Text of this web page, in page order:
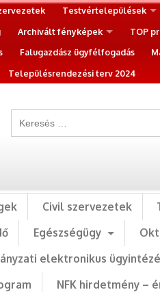
Testvértelepülések
Archivált fényképek TOP
Falugazdász ügyfélfogadás
Településrendezési terv 2024
Civil szervezetek
Egészségügy
elektronikus
NFK hirdetmény –